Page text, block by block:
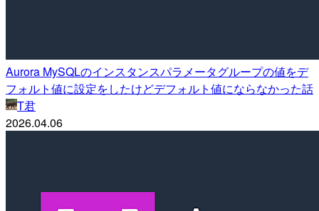
Aurora MySQLのインスタンスパラメータグループの値をデ
フォルト値に設定をしたけどデフォルト値にならなかった話
T君
2026.04.06